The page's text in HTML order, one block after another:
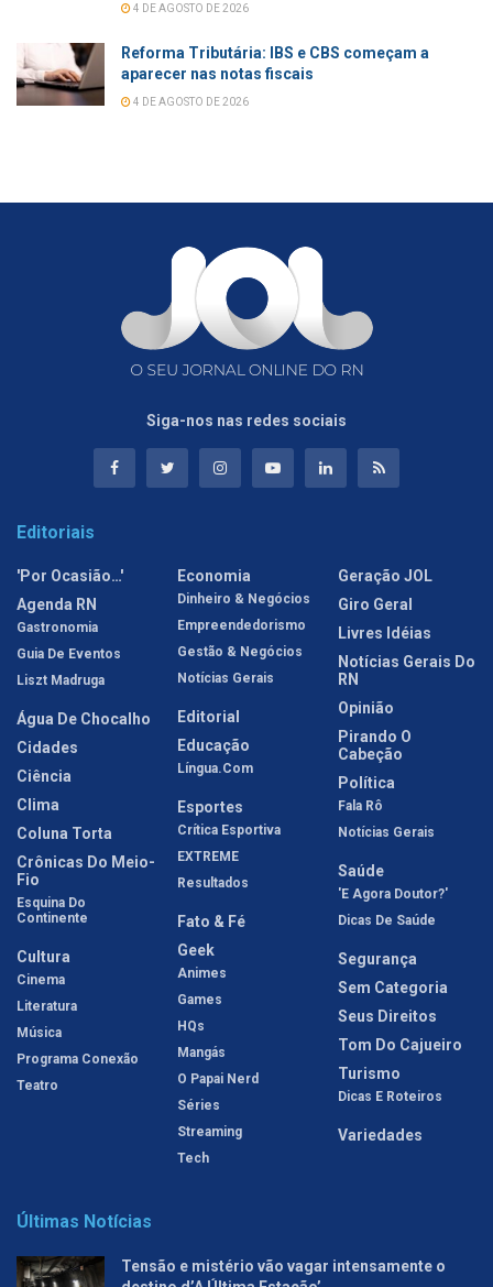
4 DE AGOSTO DE 2026
Reforma Tributária: IBS e CBS começam a
aparecer nas notas fiscais
4 DE AGOSTO DE 2026
Siga-nos nas redes sociais
Editoriais
'Por Ocasião…'
Agenda RN
Gastronomia
Guia De Eventos
Liszt Madruga
Água De Chocalho
Cidades
Ciência
Clima
Coluna Torta
Crônicas Do Meio-
Fio
Esquina Do
Continente
Cultura
Cinema
Literatura
Música
Programa Conexão
Teatro
Economia
Dinheiro & Negócios
Empreendedorismo
Gestão & Negócios
Notícias Gerais
Editorial
Educação
Língua.com
Esportes
Crítica Esportiva
EXTREME
Resultados
Fato & Fé
Geek
Animes
Games
HQs
Mangás
O Papai Nerd
Séries
Streaming
Tech
Geração JOL
Giro Geral
Livres Idéias
Notícias Gerais Do
RN
Opinião
Pirando O
Cabeção
Política
Fala Rô
Notícias Gerais
Saúde
'E Agora Doutor?'
Dicas De Saúde
Segurança
Sem Categoria
Seus Direitos
Tom Do Cajueiro
Turismo
Dicas E Roteiros
Variedades
Últimas Notícias
Tensão e mistério vão vagar intensamente o